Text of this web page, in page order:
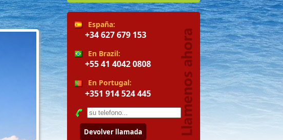
España:
+34 627 679 153
En Brazil:
+55 41 4042 0808
En Portugal:
+351 914 524 445
Devolver llamada